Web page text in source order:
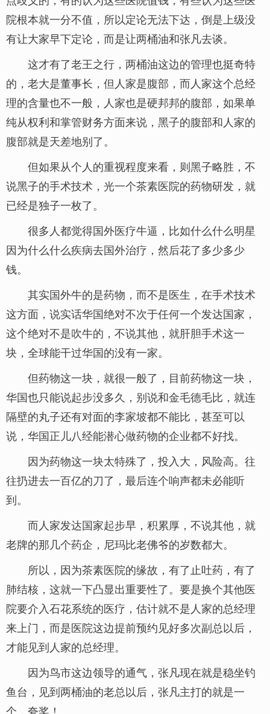
院根本就一分不值，所以定论无法下达，倒是上级没
有让大家早下定论，而是让两桶油和张凡去谈。
这才有了老王之行，两桶油这边的管理也挺奇特
的，老大是董事长，但人家是腹部，而人家这个总经
理的含量也不一般，人家也是硬邦邦的腹部，如果单
纯从权利和掌管财务方面来说，黑子的腹部和人家的
腹部就是天差地别了。
但如果从个人的重视程度来看，则黑子略胜，不
说黑子的手术技术，光一个茶素医院的药物研发，就
已经是独子一枚了。
很多人都觉得国外医疗牛逼，比如什么什么明星
因为什么什么疾病去国外治疗，然后花了多少多少
钱。
其实国外牛的是药物，而不是医生，在手术技术
这方面，说实话华国绝对不次于任何一个发达国家，
这个绝对不是吹牛的，不说其他，就肝胆手术这一
块，全球能干过华国的没有一家。
但药物这一块，就很一般了，目前药物这一块，
华国也只能说起步没多久，别说和金毛德毛比，就连
隔壁的丸子还有对面的李家坡都不能比，甚至可以
说，华国正儿八经能潜心做药物的企业都不好找。
因为药物这一块太特殊了，投入大，风险高。往
往扔进去一百亿的刀了，最后连个响声都未必能听
到。
而人家发达国家起步早，积累厚，不说其他，就
老牌的那几个药企，尼玛比老佛爷的岁数都大。
所以，因为茶素医院的缘故，有了止吐药，有了
肺结核，这就一下凸显出重要性了。要是换个其他医
院要介入石花系统的医疗，估计就不是人家的总经理
来上门，而是医院这边提前预约见好多次副总以后，
才能见到人家的总经理。
因为鸟市这边领导的通气，张凡现在就是稳坐钓
鱼台，见到两桶油的老总以后，张凡主打的就是一
个，夸奖！